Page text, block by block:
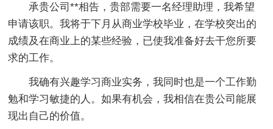
承贵公司**相告，贵部需要一名经理助理，我希望
申请该职。我将于下月从商业学校毕业，在学校突出的
成绩及在商业上的某些经验，已使我准备好去干您所要
求的工作。
我确有兴趣学习商业实务，我同时也是一个工作勤
勉和学习敏捷的人。如果有机会，我相信在贵公司能展
现出自己的价值。